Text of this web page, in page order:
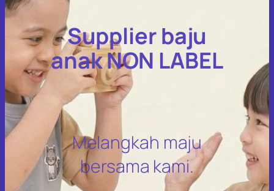
Supplier baju
anak NON LABEL
Melangkah maju
bersama kami.